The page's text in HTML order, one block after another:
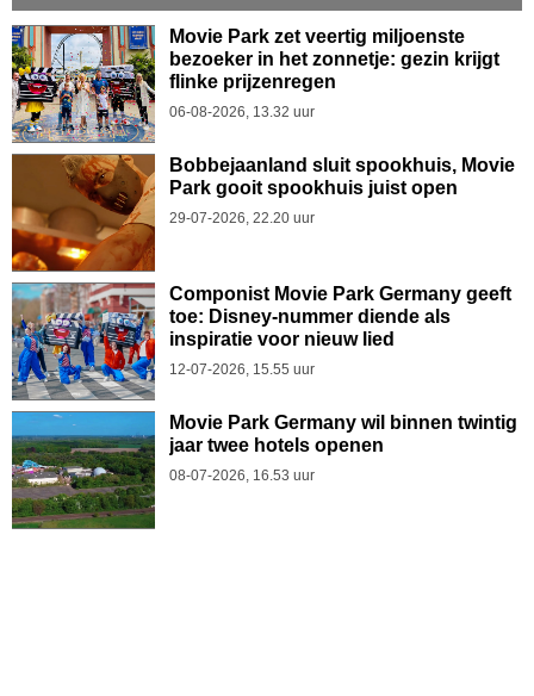
Movie Park zet veertig miljoenste
bezoeker in het zonnetje: gezin krijgt
flinke prijzenregen
06-08-2026, 13.32 uur
Bobbejaanland sluit spookhuis, Movie
Park gooit spookhuis juist open
29-07-2026, 22.20 uur
Componist Movie Park Germany geeft
toe: Disney-nummer diende als
inspiratie voor nieuw lied
12-07-2026, 15.55 uur
Movie Park Germany wil binnen twintig
jaar twee hotels openen
08-07-2026, 16.53 uur